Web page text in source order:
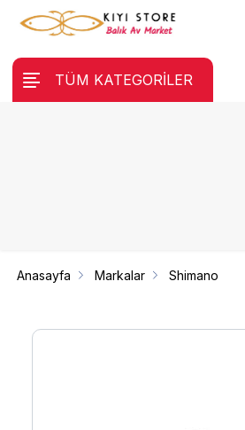
TÜM KATEGORİLER
Anasayfa Markalar Shimano